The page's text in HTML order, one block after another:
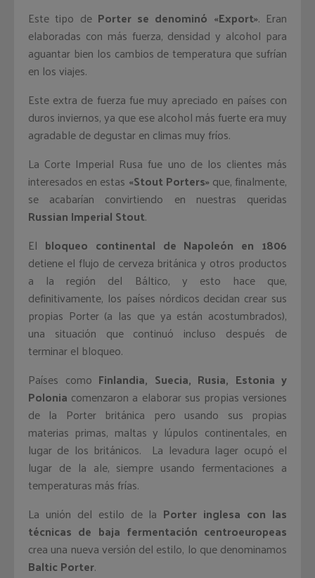
Este tipo de Porter se denominó «Export». Eran
elaboradas con más fuerza, densidad y alcohol para
aguantar bien los cambios de temperatura que sufrían
en los viajes.
Este extra de fuerza fue muy apreciado en países con
duros inviernos, ya que ese alcohol más fuerte era muy
agradable de degustar en climas muy fríos.
La Corte Imperial Rusa fue uno de los clientes más
interesados en estas «Stout Porters» que, finalmente,
se acabarían convirtiendo en nuestras queridas
Russian Imperial Stout.
El bloqueo continental de Napoleón en 1806
detiene el flujo de cerveza británica y otros productos
a la región del Báltico, y esto hace que,
definitivamente, los países nórdicos decidan crear sus
propias Porter (a las que ya están acostumbrados),
una situación que continuó incluso después de
terminar el bloqueo.
Países como Finlandia, Suecia, Rusia, Estonia y
Polonia comenzaron a elaborar sus propias versiones
de la Porter británica pero usando sus propias
materias primas, maltas y lúpulos continentales, en
lugar de los británicos. La levadura lager ocupó el
lugar de la ale, siempre usando fermentaciones a
temperaturas más frías.
La unión del estilo de la Porter inglesa con las
técnicas de baja fermentación centroeuropeas
crea una nueva versión del estilo, lo que denominamos
Baltic Porter.